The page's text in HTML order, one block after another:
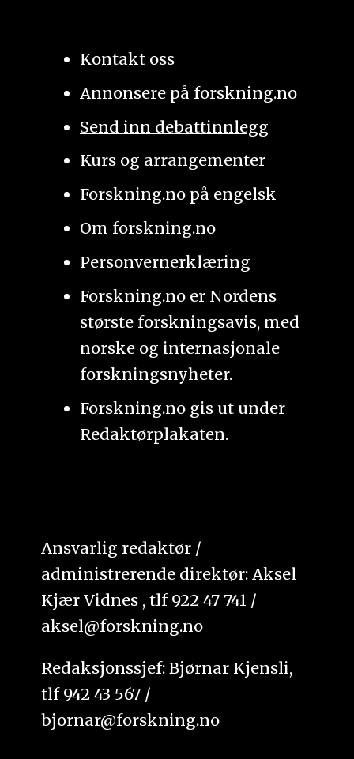
Kontakt oss
Annonsere på forskning.no
Send inn debattinnlegg
Kurs og arrangementer
Forskning.no på engelsk
Om forskning.no
Personvernerklæring
Forskning.no er Nordens
største forskningsavis, med
norske og internasjonale
forskningsnyheter.
Forskning.no gis ut under
Redaktørplakaten.
Ansvarlig redaktør /
administrerende direktør: Aksel
Kjær Vidnes , tlf 922 47 741 /
aksel@forskning.no
Redaksjonssjef: Bjørnar Kjensli,
tlf 942 43 567 /
bjornar@forskning.no